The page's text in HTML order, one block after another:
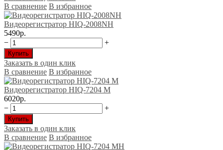
В сравнение В избранное
Видеорегистратор HIQ-2008NH
5490р.
−
+
Купить
Заказать в один клик
В сравнение В избранное
Видеорегистратор HIQ-7204 М
6020р.
−
+
Купить
Заказать в один клик
В сравнение В избранное